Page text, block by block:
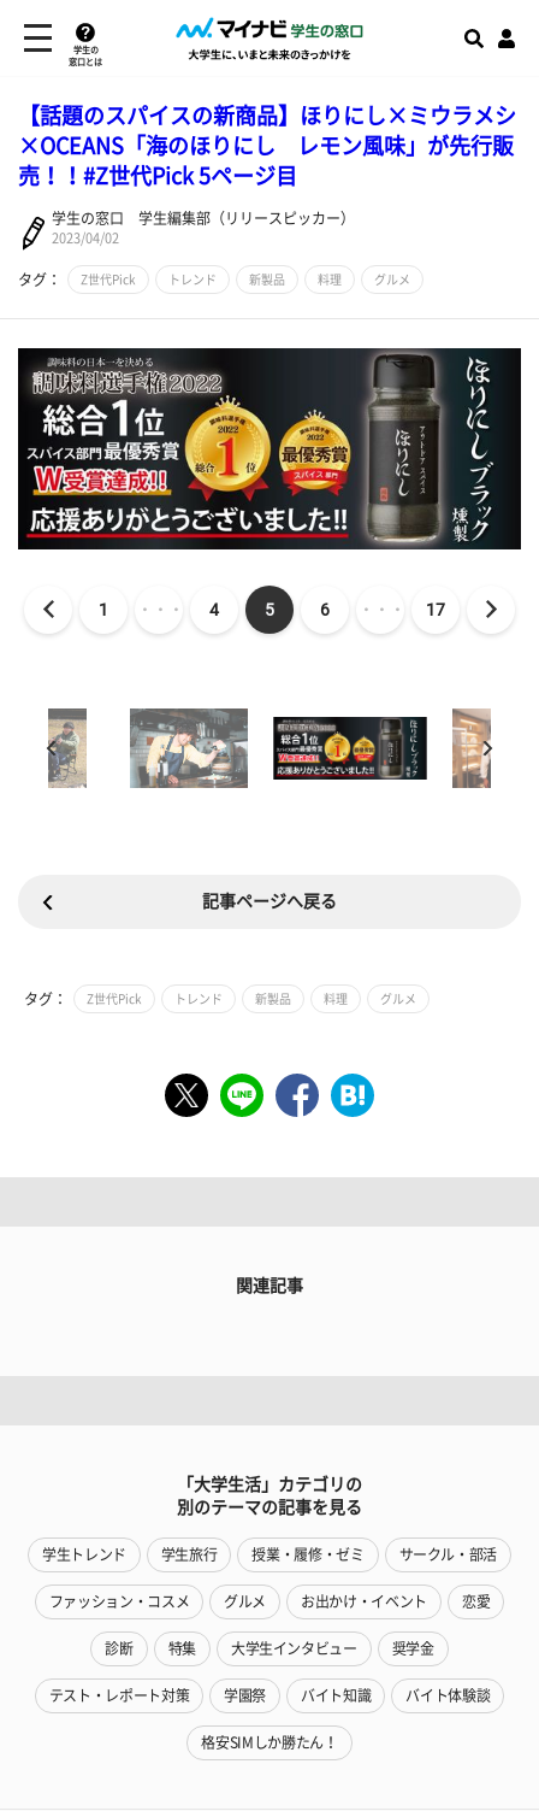
学生の
窓口とは
【話題のスパイスの新商品】ほりにし×ミウラメシ
×OCEANS「海のほりにし レモン風味」が先行販
売！！#Z世代Pick 5ページ目
学生の窓口 学生編集部（リリースピッカー）
2023/04/02
タグ： Z世代Pick トレンド 新製品 料理 グルメ
1 ・・・ 4 5 6 ・・・ 17
記事ページへ戻る
タグ： Z世代Pick トレンド 新製品 料理 グルメ
関連記事
「大学生活」カテゴリの
別のテーマの記事を見る
学生トレンド 学生旅行 授業・履修・ゼミ サークル・部活
ファッション・コスメ グルメ お出かけ・イベント 恋愛
診断 特集 大学生インタビュー 奨学金
テスト・レポート対策 学園祭 バイト知識 バイト体験談
格安SIMしか勝たん！